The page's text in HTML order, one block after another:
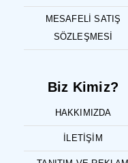
MESAFELI SATIŞ
SÖZLEŞMESI
Biz Kimiz?
HAKKIMIZDA
İLETIŞIM